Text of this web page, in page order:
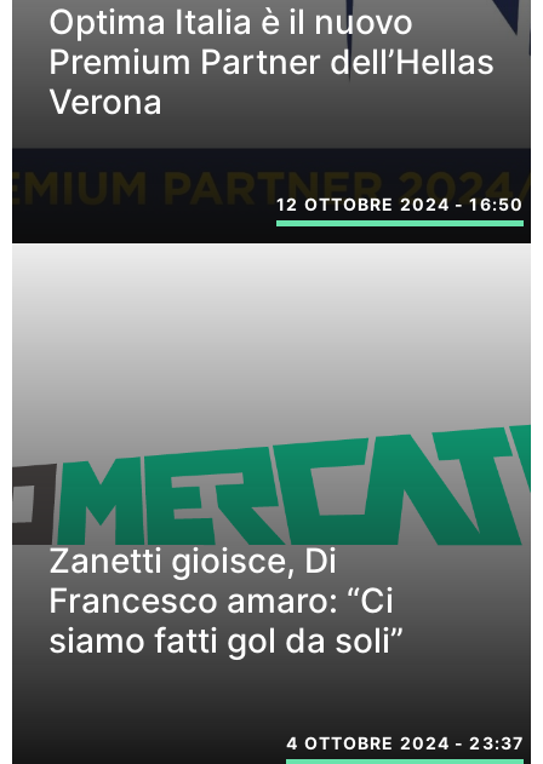
Optima Italia è il nuovo
Premium Partner dell’Hellas
Verona
12 OTTOBRE 2024 - 16:50
Zanetti gioisce, Di
Francesco amaro: “Ci
siamo fatti gol da soli”
4 OTTOBRE 2024 - 23:37